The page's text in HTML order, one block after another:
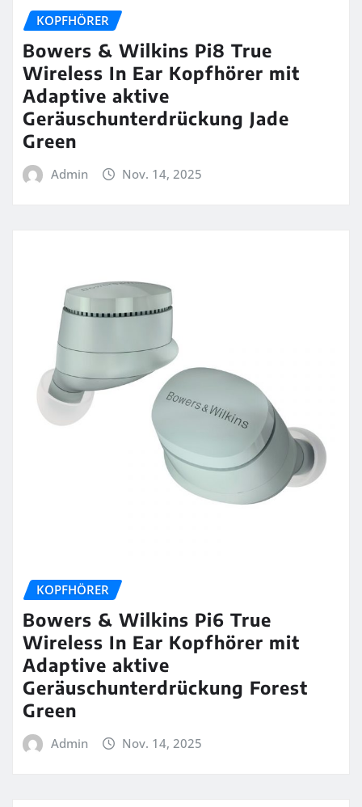
KOPFHÖRER
Bowers & Wilkins Pi8 True
Wireless In Ear Kopfhörer mit
Adaptive aktive
Geräuschunterdrückung Jade
Green
Admin Nov. 14, 2025
KOPFHÖRER
Bowers & Wilkins Pi6 True
Wireless In Ear Kopfhörer mit
Adaptive aktive
Geräuschunterdrückung Forest
Green
Admin Nov. 14, 2025